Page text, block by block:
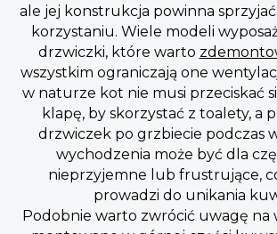
ale jej konstrukcja powinna
korzystaniu. Wiele modeli
drzwiczki, które warto
wszystkim ograniczają one
w naturze kot nie musi przeciskać
klapę, by skorzystać z toalety, a
drzwiczek po grzbiecie podczas
wychodzenia może być dla
nieprzyjemne lub frustrujące,
prowadzi do unikania
Podobnie warto zwrócić uwagę